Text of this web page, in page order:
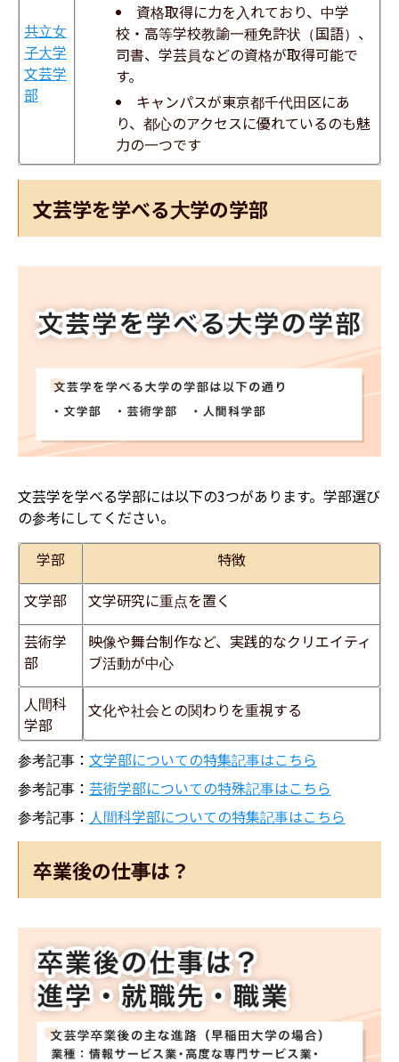
共立女
子大学
文芸学
部
資格取得に力を入れており、中学
校・高等学校教諭一種免許状（国語）、
司書、学芸員などの資格が取得可能で
す。
キャンパスが東京都千代田区にあ
り、都心のアクセスに優れているのも魅
力の一つです
文芸学を学べる大学の学部
文芸学を学べる学部には以下の3つがあります。学部選び
の参考にしてください。
学部
特徴
文学部
文学研究に重点を置く
​芸術学
部
映像や舞台制作など、実践的なクリエイティ
ブ活動が中心
人間科
学部
文化や社会との関わりを重視する
参考記事： 文学部についての特集記事はこちら
参考記事： 芸術学部についての特殊記事はこちら
参考記事： 人間科学部についての特集記事はこちら
卒業後の仕事は？